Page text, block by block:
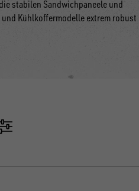
stabilen Sandwichpaneele und
Kühlkoffermodelle extrem robust